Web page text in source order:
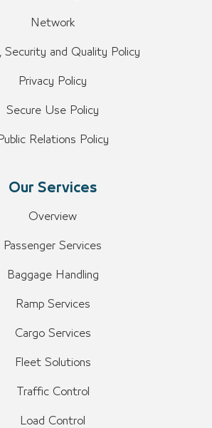
Network
Security and Quality Policy
Privacy Policy
Secure Use Policy
Public Relations Policy
Our Services
Overview
Passenger Services
Baggage Handling
Ramp Services
Cargo Services
Fleet Solutions
Traffic Control
Load Control